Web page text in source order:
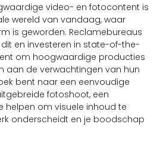
video- en fotocontent is
wereld van vandaag, waar
is geworden. Reclamebureaus
en investeren in state-of-the-
om hoogwaardige producties
aan de verwachtingen van hun
bent naar een eenvoudige
fotoshoot, een
helpen om visuele inhoud te
onderscheidt en je boodschap